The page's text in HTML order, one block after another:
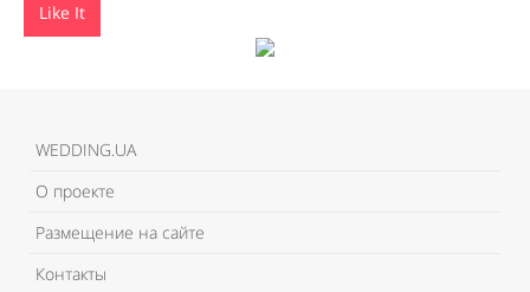
Like It
WEDDING.UA
О проекте
Размещение на сайте
Контакты